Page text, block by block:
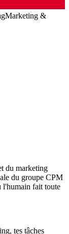
Marketing &
du marketing
du groupe CPM
l'humain fait toute
tes tâches